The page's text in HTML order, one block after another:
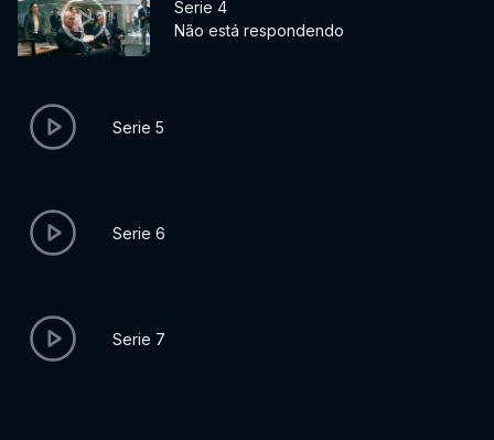
Serie 4
Não está respondendo
Serie 5
Serie 6
Serie 7